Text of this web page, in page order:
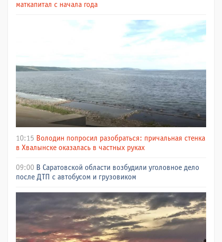
маткапитал с начала года
10:15 Володин попросил разобраться: причальная стенка
в Хвалынске оказалась в частных руках
09:00 В Саратовской области возбудили уголовное дело
после ДТП с автобусом и грузовиком